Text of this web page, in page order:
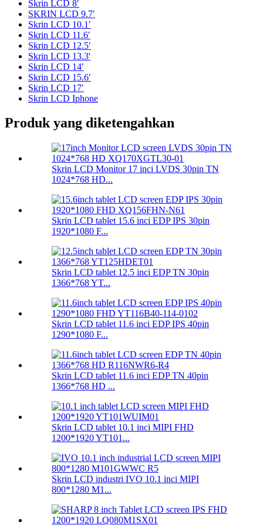
Skrin LCD 8′
SKRIN LCD 9.7′
Skrin LCD 10.1′
Skrin LCD 11.6′
Skrin LCD 12.5′
Skrin LCD 13.3'
Skrin LCD 14′
Skrin LCD 15.6′
Skrin LCD 17′
Skrin LCD Iphone
Produk yang diketengahkan
Skrin LCD Monitor 17 inci LVDS 30pin TN
1024*768 HD...
Skrin LCD tablet 15.6 inci EDP IPS 30pin
1920*1080 F...
Skrin LCD tablet 12.5 inci EDP TN 30pin
1366*768 YT...
Skrin LCD tablet 11.6 inci EDP IPS 40pin
1290*1080 F...
Skrin LCD tablet 11.6 inci EDP TN 40pin
1366*768 HD ...
Skrin LCD tablet 10.1 inci MIPI FHD
1200*1920 YT101...
Skrin LCD industri IVO 10.1 inci MIPI
800*1280 M1...